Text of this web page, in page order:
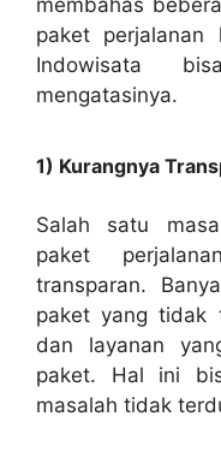
paket perjalanan
Indowisata
mengatasinya.
1) Kurangnya
Salah satu
paket
transparan.
paket yang tidak
dan layanan
paket. Hal ini
masalah tidak